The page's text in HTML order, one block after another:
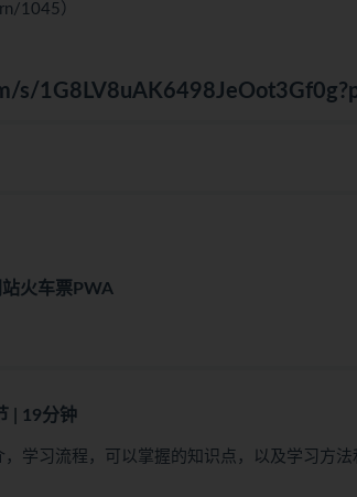
1045）
s/
火车票PWA
| 19分钟
学习流程，可以掌握的知识点，以及学习方法